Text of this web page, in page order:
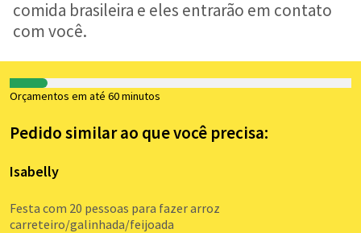
comida brasileira e eles entrarão em contato
com você.
Orçamentos em até 60 minutos
Pedido similar ao que você precisa:
Isabelly
Festa com 20 pessoas para fazer arroz
carreteiro/galinhada/feijoada